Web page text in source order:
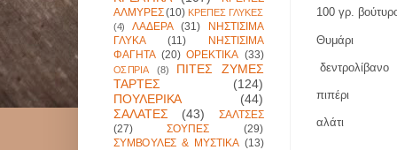
100 γρ.
Θυμάρι
δεντρολίβανο
πιπέρι
αλάτι
ΑΛΜΥΡΕΣ (10) ΚΡΕΠΕΣ ΓΛΥΚΕΣ
(4)
ΛΑΔΕΡΑ (31)
ΝΗΣΤΙΣΙΜΑ
ΓΛΥΚΑ
(11)
ΝΗΣΤΙΣΙΜΑ
ΦΑΓΗΤΑ (20) ΟΡΕΚΤΙΚΑ (33)
ΟΣΠΡΙΑ (8)
ΠΙΤΕΣ ΖΥΜΕΣ
ΤΑΡΤΕΣ
(124)
ΠΟΥΛΕΡΙΚΑ
(44)
ΣΑΛΑΤΕΣ
(43)
ΣΑΛΤΣΕΣ
(27)
ΣΟΥΠΕΣ
(29)
ΣΥΜΒΟΥΛΕΣ & ΜΥΣΤΙΚΑ (13)